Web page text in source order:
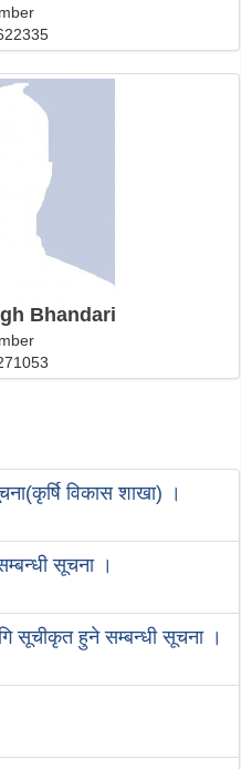
Bhandari
विकास शाखा) ।
सूचना ।
सूचीकृत हुने सम्बन्धी सूचना ।